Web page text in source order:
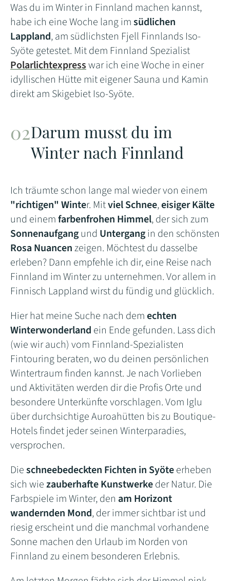
Was du im Winter in Finnland machen kannst,
habe ich eine Woche lang imsüdlichen
Lappland, am südlichsten Fjell Finnlands Iso-
Syöte getestet. Mit dem Finnland Spezialist
Polarlichtexpresswar ich eine Woche in einer
idyllischen Hütte mit eigener Sauna und Kamin
direkt am Skigebiet Iso-Syöte.
Darum musst du im
Winter nach Finnland
Ich träumte schon lange mal wieder von einem
"richtigen" Winter. Mitviel Schnee,eisiger Kälte
und einemfarbenfrohen Himmel, der sich zum
Sonnenaufgangund Untergangin den schönsten
Rosa Nuancenzeigen. Möchtest du dasselbe
erleben? Dann empfehle ich dir, eine Reise nach
Finnland im Winter zu unternehmen. Vor allem in
Finnisch Lappland wirst du fündig und glücklich.
Hier hat meine Suche nach demechten
Winterwonderland ein Ende gefunden. Lass dich
(wie wir auch) vom Finnland-Spezialisten
Fintouring beraten, wo du deinen persönlichen
Wintertraum finden kannst. Je nach Vorlieben
und Aktivitäten werden dir die Profis Orte und
besondere Unterkünfte vorschlagen. Vom Iglu
über durchsichtige Auroahütten bis zu Boutique-
Hotels findet jeder seinen Winterparadies,
versprochen.
Dieschneebedeckten Fichten in Syöteerheben
sich wiezauberhafte Kunstwerkeder Natur. Die
Farbspiele im Winter, den am Horizont
wandernden Mond, der immer sichtbar ist und
riesig erscheint und die manchmal vorhandene
Sonne machen den Urlaub im Norden von
Finnland zu einem besonderen Erlebnis.